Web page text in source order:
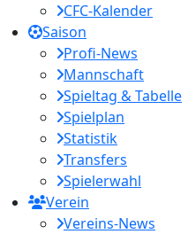
CFC-Kalender
Saison
Profi-News
Mannschaft
Spieltag & Tabelle
Spielplan
Statistik
Transfers
Spielerwahl
Verein
Vereins-News